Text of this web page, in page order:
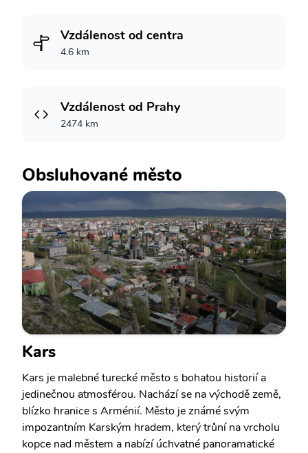
Vzdálenost od centra
4.6 km
Vzdálenost od Prahy
2474 km
Obsluhované město
Kars
Kars je malebné turecké město s bohatou historií a
jedinečnou atmosférou. Nachází se na východě země,
blízko hranice s Arménií. Město je známé svým
impozantním Karským hradem, který trůní na vrcholu
kopce nad městem a nabízí úchvatné panoramatické